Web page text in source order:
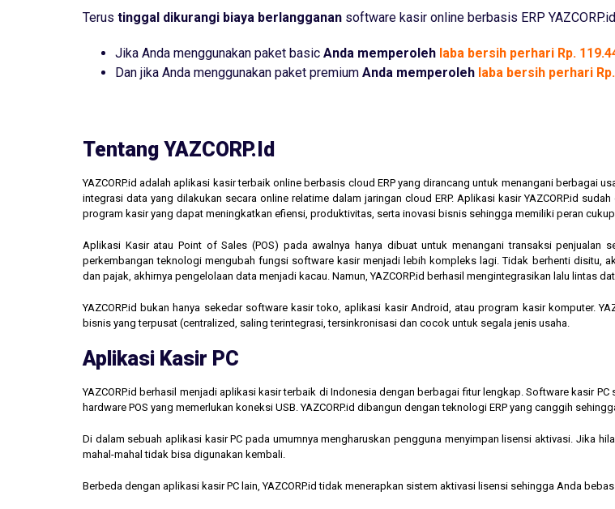
Terus tinggal dikurangi biaya berlangganan software kasir online berbasis ERP
Jika Anda menggunakan paket basic Anda memperoleh laba bersih perhari Rp.
Dan jika Anda menggunakan paket premium Anda memperoleh laba bersih perhari
Tentang YAZCORP.id
YAZCORP.id adalah aplikasi kasir terbaik online berbasis cloud ERP yang dirancang untuk menangani berbagai
integrasi data yang dilakukan secara online relatime dalam jaringan cloud ERP. Aplikasi kasir YAZCORP.id
program kasir yang dapat meningkatkan efiensi, produktivitas, serta inovasi bisnis sehingga memiliki peran
Aplikasi Kasir atau Point of Sales (POS) pada awalnya hanya dibuat untuk menangani transaksi penjualan
perkembangan teknologi mengubah fungsi software kasir menjadi lebih kompleks lagi. Tidak berhenti disitu,
dan pajak, akhirnya pengelolaan data menjadi kacau. Namun, YAZCORP.id berhasil mengintegrasikan lalu lintas
YAZCORP.id bukan hanya sekedar software kasir toko, aplikasi kasir Android, atau program kasir komputer.
bisnis yang terpusat (centralized, saling terintegrasi, tersinkronisasi dan cocok untuk segala jenis usaha.
Aplikasi Kasir PC
YAZCORP.id berhasil menjadi aplikasi kasir terbaik di Indonesia dengan berbagai fitur lengkap. Software kasir
hardware POS yang memerlukan koneksi USB. YAZCORP.id dibangun dengan teknologi ERP yang canggih
Di dalam sebuah aplikasi kasir PC pada umumnya mengharuskan pengguna menyimpan lisensi aktivasi. Jika
mahal-mahal tidak bisa digunakan kembali.
Berbeda dengan aplikasi kasir PC lain, YAZCORP.id tidak menerapkan sistem aktivasi lisensi sehingga Anda